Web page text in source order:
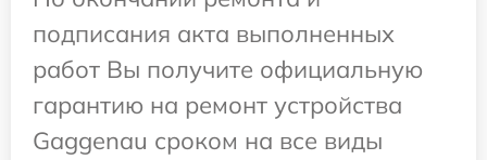
подписания акта выполненных
работ Вы получите официальную
гарантию на ремонт устройства
Gaggenau сроком на все виды